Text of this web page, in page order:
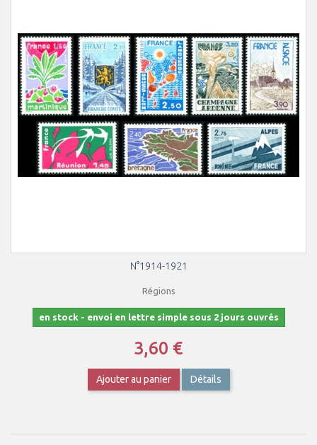
N°1914-1921
Régions
en stock - envoi en lettre simple sous 2 jours ouvrés
3,60 €
Ajouter au panier Détails